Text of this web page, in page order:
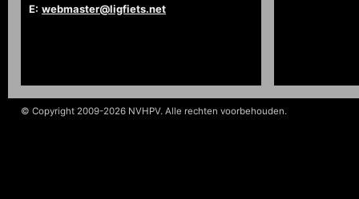
E: webmaster@ligfiets.net
© Copyright 2009-2026 NVHPV. Alle rechten voorbehouden.